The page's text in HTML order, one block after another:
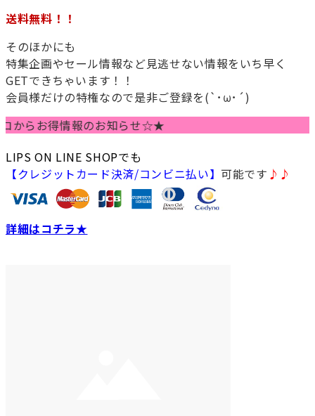
そのほかにも
特集企画やセール情報など見逃せない情報をいち早く
GETできちゃいます！！
会員様だけの特権なので是非ご登録を(`･ω･´)
お得情報のお知らせ☆★
LIPS ON LINE SHOPでも
【クレジットカード決済/コンビニ払い】 可能です ♪♪
詳細はコチラ★